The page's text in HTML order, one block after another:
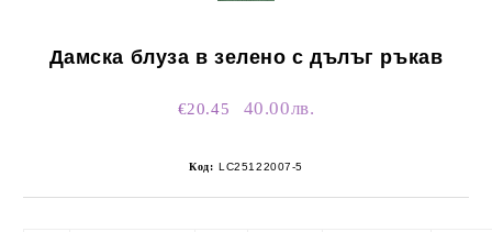
Дамска блуза в зелено с дълъг ръкав
€20.45 40.00лв.
Код: LC25122007-5